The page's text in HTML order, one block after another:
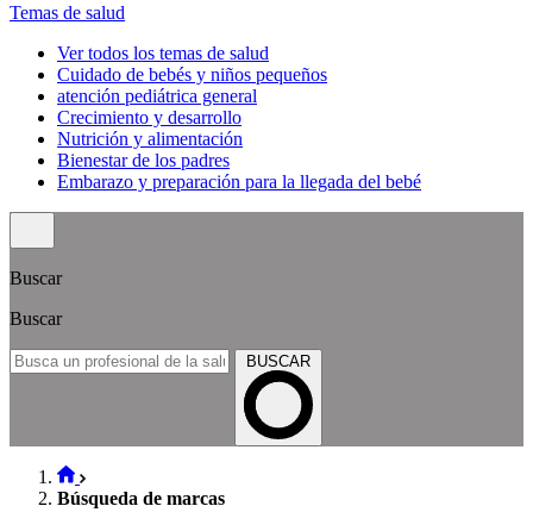
Temas de salud
Ver todos los temas de salud
Cuidado de bebés y niños pequeños
atención pediátrica general
Crecimiento y desarrollo
Nutrición y alimentación
Bienestar de los padres
Embarazo y preparación para la llegada del bebé
Buscar
Buscar
BUSCAR
Búsqueda de marcas